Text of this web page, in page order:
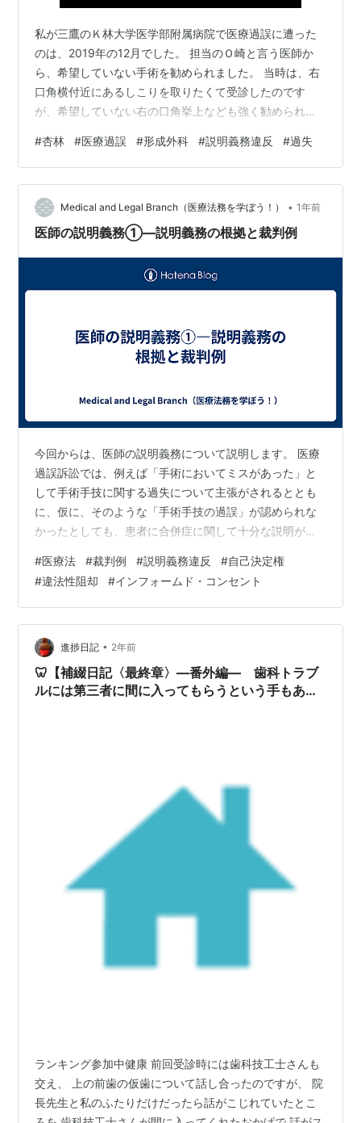
私が三鷹のＫ林大学医学部附属病院で医療過誤に遭った
のは、2019年の12月でした。 担当のＯ崎と言う医師か
ら、希望していない手術を勧められました。 当時は、右
口角横付近にあるしこりを取りたくて受診したのです
が、希望していない右の口角挙上なども強く勧められ、
ました。 他に掛かる病院がなかったので、考えた末、や
むなくその手術を受け入れました。 結局、杏林でおかし
な口唇になり、それを修正するために杏林で手術を受け
るなど負のスパイラルに陥ってしまったわけですが、今
思うと、なぜ病院をかえなかったのかと悔やまれてなり
#杏林 #医療過誤 #形成外科 #説明義務違反 #過失
Medical and Legal Branch（医療法務を学ぼう！） • 1年前
医師の説明義務①―説明義務の根拠と裁判例
今回からは、医師の説明義務について説明します。 医療
過誤訴訟では、例えば「手術においてミスがあった」と
して手術手技に関する過失について主張がされるととも
に、仮に、そのような「手術手技の過誤」が認められな
かったとしても、患者に合併症に関して十分な説明がさ
ずだなどとして、予備的に説明義務違反が主張されるこ
とがほとんどです。 そのため、多くの医療過誤訴訟にお
いて説明義務違反は主張されることとなることから、医
療過誤訴訟において極めて重要な義務違反と位置付けら
れています。 その重要性に加え、説明義務違反の論点は
多数に及びますので、複数回に分けて掲載したい…
#医療法 #裁判例 #説明義務違反 #自己決定権
#違法性阻却 #インフォームド・コンセント
進捗日記 • 2年前
🦷【補綴日記〈最終章〉―番外編― 歯科トラブ
ルには第三者に間に入ってもらうという手もある
ランキング参加中健康 前回受診時には歯科技工士さんも
交え、 上の前歯の仮歯について話し合ったのですが、 院
長先生と私のふたりだけだったら話がこじれていたとこ